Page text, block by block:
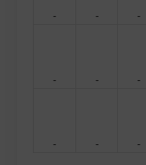
- - -
- - -
- - -